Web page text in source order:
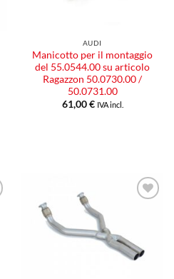
AUDI
Manicotto per il montaggio
del 55.0544.00 su articolo
Ragazzon 50.0730.00 /
50.0731.00
61,00€ IVA incl.
desideri